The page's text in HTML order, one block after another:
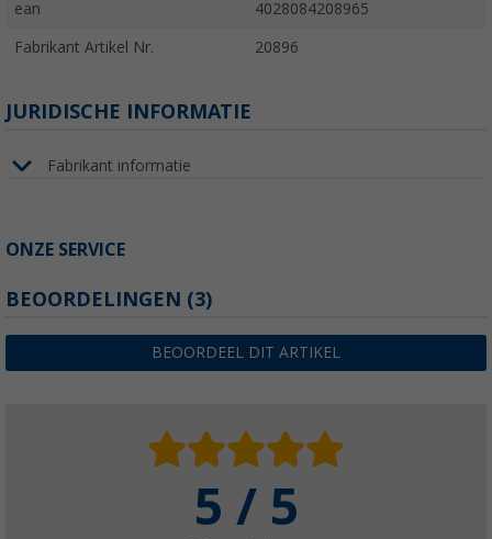
ean 4028084208965
Fabrikant Artikel Nr. 20896
JURIDISCHE INFORMATIE
Fabrikant informatie
ONZE SERVICE
BEOORDELINGEN (3)
BEOORDEEL DIT ARTIKEL
5 / 5